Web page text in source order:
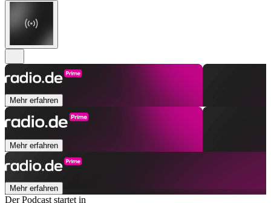
Mehr erfahren
Mehr erfahren
Mehr erfahren
Der Podcast startet in